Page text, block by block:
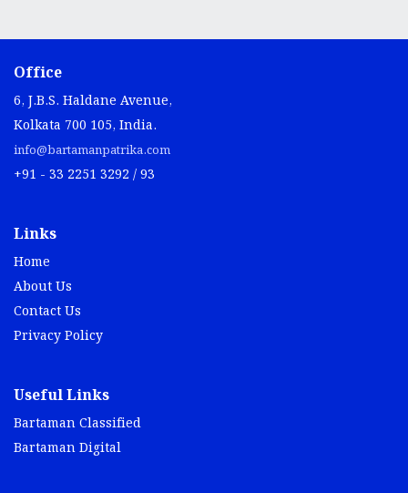
Office
6, J.B.S. Haldane Avenue,
Kolkata 700 105, India.
info@bartamanpatrika.com
+91 - 33 2251 3292 / 93
Links
Home
About Us
Contact Us
Privacy Policy
Useful Links
Bartaman Classified
Bartaman Digital